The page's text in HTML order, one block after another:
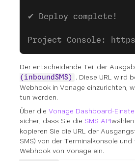
✔ Deploy complete!
Project Console:
Der entscheidende Teil der
(inboundSMS)
. Diese URL wird
Webhook in Vonage einzurichten,
tun werden.
Über die Vonage Dashboard-
sicher, dass Sie die SMS APIwählen
kopieren Sie die URL der
SMS) von der Terminalkonsole und
Webhook von Vonage ein.